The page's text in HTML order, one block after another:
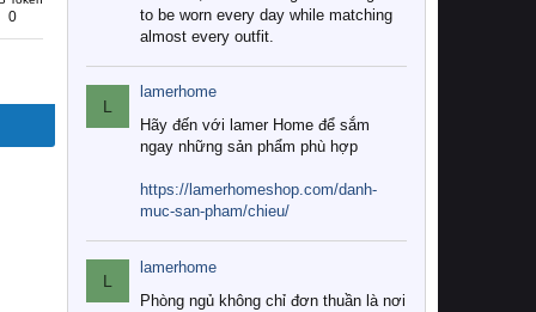
0
to be worn every day while matching
almost every outfit.
L
lamerhome
Hãy đến với lamer Home để sắm
ngay những sản phẩm phù hợp
https://lamerhomeshop.com/danh-
muc-san-pham/chieu/
L
lamerhome
Phòng ngủ không chỉ đơn thuần là nơi